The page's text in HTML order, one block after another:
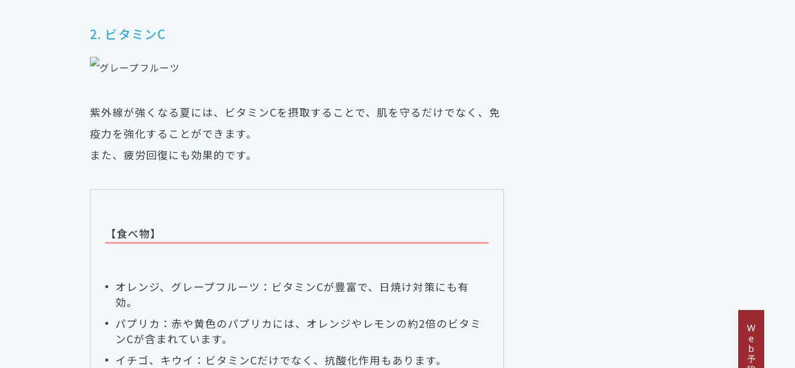
2. ビタミンC
紫外線が強くなる夏には、ビタミンCを摂取することで、肌を守るだけでなく、免
疫力を強化することができます。
また、疲労回復にも効果的です。
【食べ物】
オレンジ、グレープフルーツ：ビタミンCが豊富で、日焼け対策にも有
効。
パプリカ：赤や黄色のパプリカには、オレンジやレモンの約2倍のビタミ
ンCが含まれています。
イチゴ、キウイ：ビタミンCだけでなく、抗酸化作用もあります。